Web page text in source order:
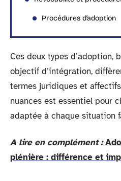
Procédures d’adoption
Ces deux types d’adoption,
objectif d’intégration,
termes juridiques et
nuances est essentiel pour
adaptée à chaque situation
A lire en complément :
plénière : différence et